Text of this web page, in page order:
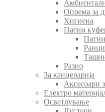
Опрема за
Хигиена
Патни
Ранци
Разно
За канцеларија
Аксесоари
Електро
Осветлување